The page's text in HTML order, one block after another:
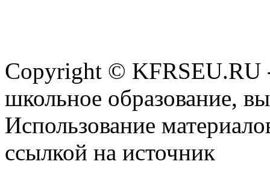
Copyright © KFRSEU.RU
школьное образование,
Использование
ссылкой на источник